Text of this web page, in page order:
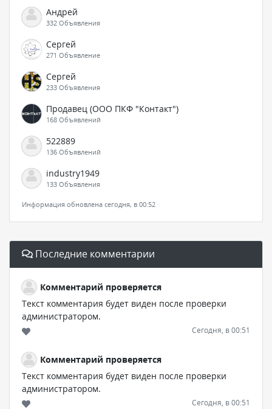
Андрей
332 Объявления
Сергей
271 Объявление
Сергей
233 Объявления
Продавец (ООО ПКФ "Контакт")
168 Объявлений
522889
136 Объявлений
industry1949
133 Объявления
Информация обновлена сегодня, в 00:52
Последние комментарии
Комментарий проверяется
Текст комментария будет виден после проверки
администратором.
Сегодня, в 00:51
Комментарий проверяется
Текст комментария будет виден после проверки
администратором.
Сегодня, в 00:51